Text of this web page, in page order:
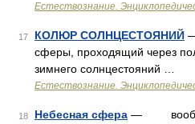
Естествознание.
17 КОЛЮР СОЛНЦЕСТОЯНИЙ
сферы, проходящий через
зимнего солнцестояний …
Естествознание.
18 Небесная сфера —